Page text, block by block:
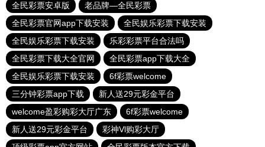
全民彩票安卓版
老品牌—全民彩票
全民彩票官网app下载安装
全民娱乐彩票下载安装
全民娱乐彩票下载安装
乐彩彩票平台合法吗
全民彩票下载大全官网
全民彩票app下载大全
全民娱乐彩票下载安装
6f彩票welcome
三分钟彩票app下载
新人送29元彩金平台
welcome盈彩购彩大厅广东
6f彩票welcome
新人送29元彩金平台
彩神Vl购彩大厅